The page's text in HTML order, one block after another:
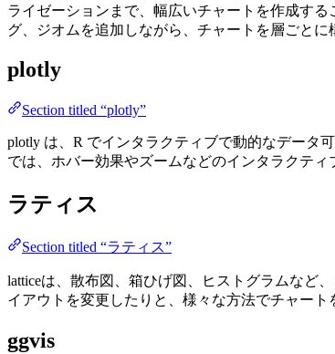
ライゼーションまで、幅広いチャートを作成す
グ、ジオムを追加しながら、チャートを層ごとに
plotly
Section titled “plotly”
plotly は、R でインタラクティブで動的なデータ
では、ホバー効果やズームなどのインタラクテ
ラティス
Section titled “ラティス”
latticeは、散布図、箱ひげ図、ヒストグラムなど
イアウトを変更したりと、様々な方法でチャート
ggvis